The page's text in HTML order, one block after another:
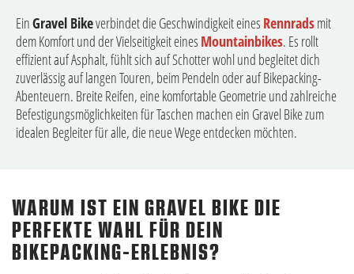
EinGravel Bikeverbindet die Geschwindigkeit eines Rennradsmit
dem Komfort und der Vielseitigkeit eines Mountainbikes. Es rollt
effizient auf Asphalt, fühlt sich auf Schotter wohl und begleitet dich
zuverlässig auf langen Touren, beim Pendeln oder auf Bikepacking-
Abenteuern. Breite Reifen, eine komfortable Geometrie und zahlreiche
Befestigungsmöglichkeiten für Taschen machen ein Gravel Bike zum
idealen Begleiter für alle, die neue Wege entdecken möchten.
WARUM IST EIN GRAVEL BIKE DIE
PERFEKTE WAHL FÜR DEIN
BIKEPACKING-ERLEBNIS?